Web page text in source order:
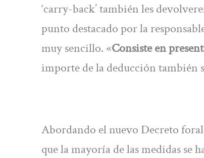
‘carry-back’ también les
punto destacado por la
muy sencillo. «Consiste en
importe de la deducción también
Abordando el nuevo Decreto
que la mayoría de las medidas se